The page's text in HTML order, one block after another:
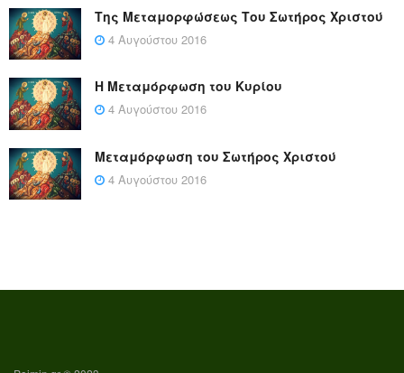
Της Μεταμορφώσεως Του Σωτήρος Χριστού
4 Αυγούστου 2016
Η Μεταμόρφωση του Κυρίου
4 Αυγούστου 2016
Μεταμόρφωση του Σωτήρος Χριστού
4 Αυγούστου 2016